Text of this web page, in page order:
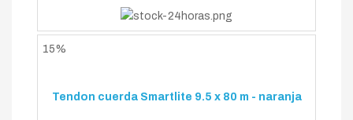
15%
Tendon cuerda Smartlite 9.5 x 80 m - naranja